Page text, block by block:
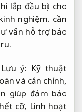
lắp đầu bịt cho
nghiệm. cần
vấn hỗ trợ bảo
Lưu ý: Kỹ thuật
và căn chỉnh,
giúp đảm bảo
cỡ, Linh hoạt